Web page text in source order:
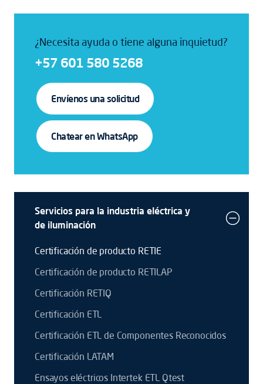
¿Necesita ayuda o tiene alguna inquietud?
+57 601 580 5268
Envíenos una solicitud
Chatear en WhatsApp
Servicios para la industria eléctrica y
de iluminación
Certificación de producto RETIE
Certificación de producto RETILAP
Certificación RETIQ
Certificación ETL
Certificación ETL de Componentes Reconocidos
Certificación LATAM
Ensayos eléctricos Intertek ETL Qtest